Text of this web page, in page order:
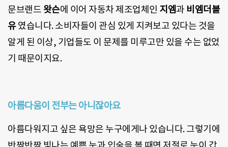
문브랜드 왓슨에 이어 자동차 제조업체인 지엠과 비엠더블
유였습니다. 소비자들이 관심 있게 지켜보고 있다는 것을
알게 된 이상, 기업들도 이 문제를 미루고만 있을 수는 없었
기 때문이지요.
아름다움이 전부는 아니잖아요
아름다워지고 싶은 욕망은 누구에게나 있습니다. 그렇기에